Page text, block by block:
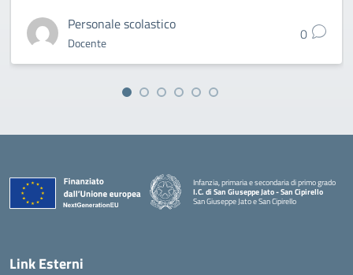
Personale scolastico
Docente 0
Infanzia, primaria e secondaria di primo grado
I.C. di San Giuseppe Jato - San Cipirello
San Giuseppe Jato e San Cipirello
Link Esterni